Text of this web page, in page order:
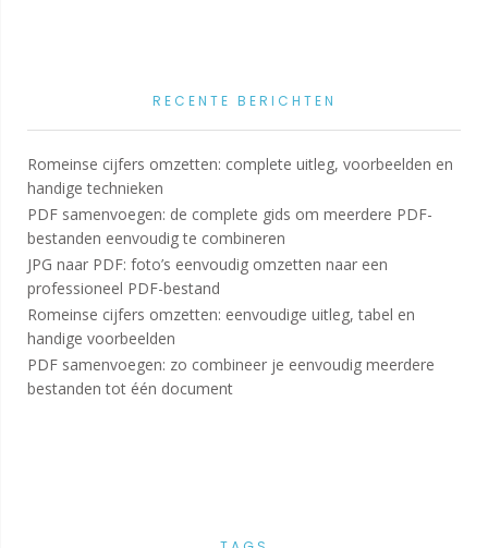
RECENTE BERICHTEN
Romeinse cijfers omzetten: complete uitleg, voorbeelden en
handige technieken
PDF samenvoegen: de complete gids om meerdere PDF-
bestanden eenvoudig te combineren
JPG naar PDF: foto’s eenvoudig omzetten naar een
professioneel PDF-bestand
Romeinse cijfers omzetten: eenvoudige uitleg, tabel en
handige voorbeelden
PDF samenvoegen: zo combineer je eenvoudig meerdere
bestanden tot één document